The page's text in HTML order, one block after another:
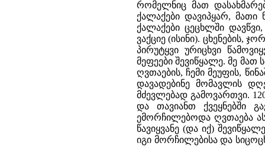
რომელნიც მათ
ქალაქები დავიპყარ,
ქალაქები ცეცხლში
ვაქციე (ისინი). ცხენების,
პირუტყვი ურიცხვი
მეფეები შევიწყალე. მე მათ
ღვთაების, ჩემი მეუფის,
დავადებინე მომავლის
მძევლებად გამოვართვი.
და თავიანთ ქვეყნებში
ემორჩილებოდა ღვთაება
წავიყვანე (და იქ)
იგი მორჩილებისა და